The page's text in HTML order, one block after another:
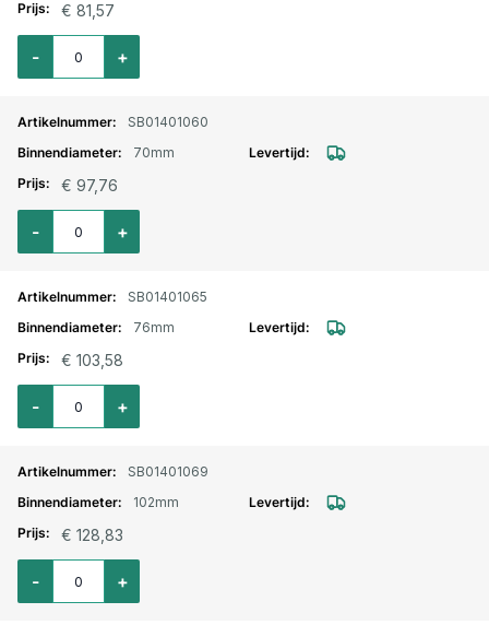
€ 81,57
Aantal voor Silicone slang recht L=1000mm. blauw 60mm inw.
+
-
SB01401060
70mm
€ 97,76
Aantal voor Silicone slang recht L=1000mm. blauw 70mm inw.
+
-
SB01401065
76mm
€ 103,58
Aantal voor Silicone slang recht L=1000mm. blauw 76mm inw.
+
-
SB01401069
102mm
€ 128,83
Aantal voor Silicone slang recht L=1000mm. blauw 102mm inw.
+
-